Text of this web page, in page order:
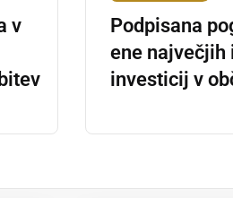
v
Podpisana
ene
investicij v